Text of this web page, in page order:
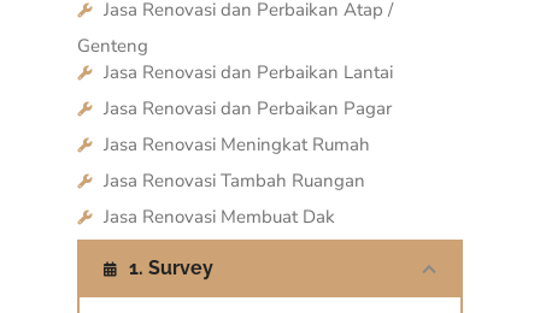
Jasa Renovasi dan Perbaikan Atap /
Genteng
Jasa Renovasi dan Perbaikan Lantai
Jasa Renovasi dan Perbaikan Pagar
Jasa Renovasi Meningkat Rumah
Jasa Renovasi Tambah Ruangan
Jasa Renovasi Membuat Dak
1. Survey